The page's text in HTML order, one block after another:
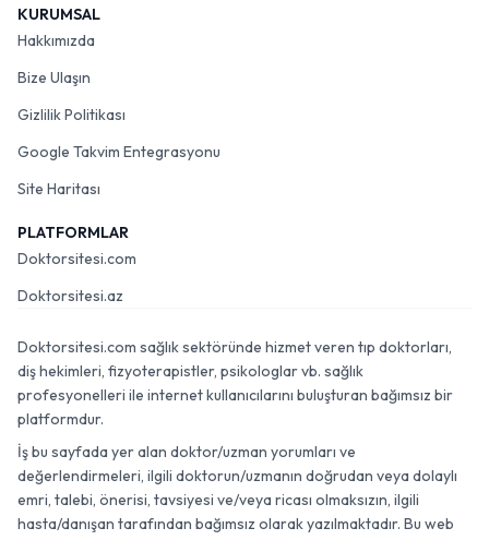
KURUMSAL
Hakkımızda
Bize Ulaşın
Gizlilik Politikası
Google Takvim Entegrasyonu
Site Haritası
PLATFORMLAR
Doktorsitesi.com
Doktorsitesi.az
Doktorsitesi.com sağlık sektöründe hizmet veren tıp doktorları,
diş hekimleri, fizyoterapistler, psikologlar vb. sağlık
profesyonelleri ile internet kullanıcılarını buluşturan bağımsız bir
platformdur.
İş bu sayfada yer alan doktor/uzman yorumları ve
değerlendirmeleri, ilgili doktorun/uzmanın doğrudan veya dolaylı
emri, talebi, önerisi, tavsiyesi ve/veya ricası olmaksızın, ilgili
hasta/danışan tarafından bağımsız olarak yazılmaktadır. Bu web